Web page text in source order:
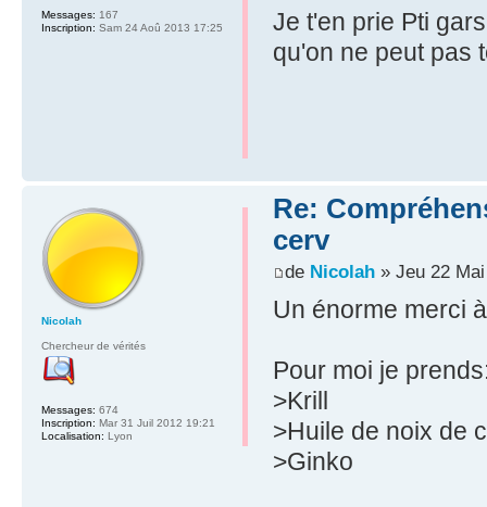
Je t'en prie Pti
qu'on ne peut pas
Messages: 167
Inscription: Sam 24 Aoû 2013 17:25
Re:
cerv
de Nicolah» Jeu 22 Mai
Un énorme merci
Pour moi je
>Krill
>Huile de noix de
>Ginko
Nicolah
Chercheur de vérités
Messages: 674
Inscription: Mar 31 Juil 2012 19:21
Localisation: Lyon